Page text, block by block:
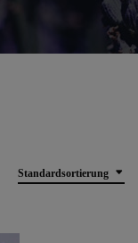
Standardsortierung